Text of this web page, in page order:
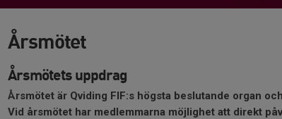
Årsmötet
Årsmötets uppdrag
Årsmötet är Qviding FIF:s högsta beslutande organ
Vid årsmötet har medlemmarna möjlighet att direkt